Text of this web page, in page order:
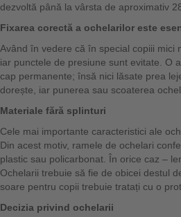
dezvoltă până la vârsta de aproximativ
Fixarea corectă a ochelarilor este
Având în vedere că în special copiii mici
iar punctele de presiune sunt evitate. O
cap permanente; însă nici lăsate prea
dorește, iar punerea sau scoaterea
Materiale fără splinturi
Cele mai importante caracteristici ale
Din acest motiv, ramele de ochelari
plastic sau policarbonat. În orice caz –
Ochelarii trebuie să fie de obicei destul
soare pentru copii trebuie tratați cu o
Decizia privind ochelarii